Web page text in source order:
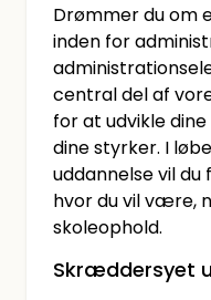
Drømmer du om
inden for
central del af
for at udvikle
dine styrker. I
uddannelse vil du
hvor du vil være,
skoleophold.
Skræddersyet